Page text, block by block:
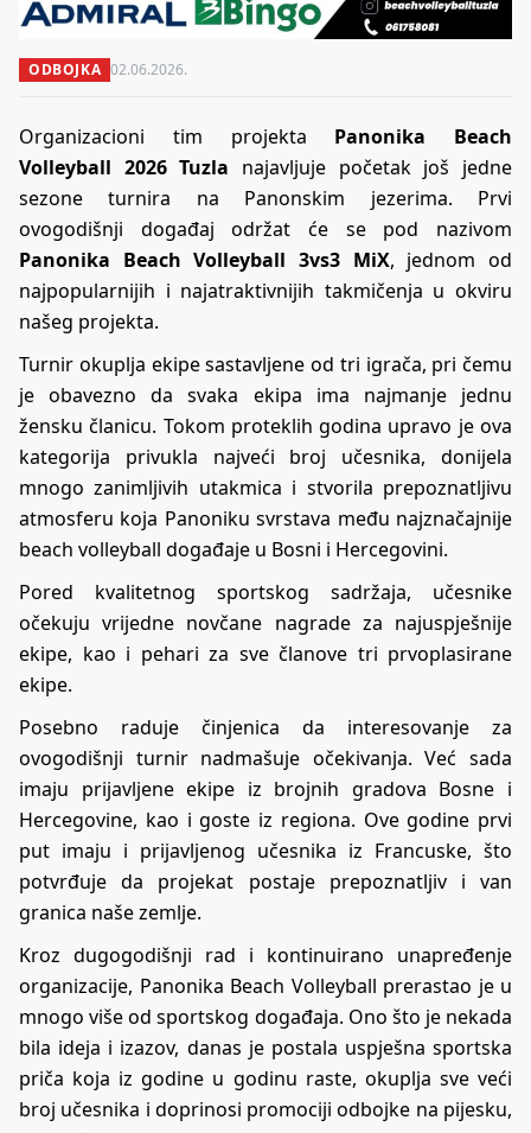
ODBOJKA 02.06.2026.
Organizacioni tim projekta Panonika Beach
Volleyball 2026 Tuzla najavljuje početak još jedne
sezone turnira na Panonskim jezerima. Prvi
ovogodišnji događaj održat će se pod nazivom
Panonika Beach Volleyball 3vs3 MiX, jednom od
najpopularnijih i najatraktivnijih takmičenja u okviru
našeg projekta.
Turnir okuplja ekipe sastavljene od tri igrača, pri čemu
je obavezno da svaka ekipa ima najmanje jednu
žensku članicu. Tokom proteklih godina upravo je ova
kategorija privukla najveći broj učesnika, donijela
mnogo zanimljivih utakmica i stvorila prepoznatljivu
atmosferu koja Panoniku svrstava među najznačajnije
beach volleyball događaje u Bosni i Hercegovini.
Pored kvalitetnog sportskog sadržaja, učesnike
očekuju vrijedne novčane nagrade za najuspješnije
ekipe, kao i pehari za sve članove tri prvoplasirane
ekipe.
Posebno raduje činjenica da interesovanje za
ovogodišnji turnir nadmašuje očekivanja. Već sada
imaju prijavljene ekipe iz brojnih gradova Bosne i
Hercegovine, kao i goste iz regiona. Ove godine prvi
put imaju i prijavljenog učesnika iz Francuske, što
potvrđuje da projekat postaje prepoznatljiv i van
granica naše zemlje.
Kroz dugogodišnji rad i kontinuirano unapređenje
organizacije, Panonika Beach Volleyball prerastao je u
mnogo više od sportskog događaja. Ono što je nekada
bila ideja i izazov, danas je postala uspješna sportska
priča koja iz godine u godinu raste, okuplja sve veći
broj učesnika i doprinosi promociji odbojke na pijesku,